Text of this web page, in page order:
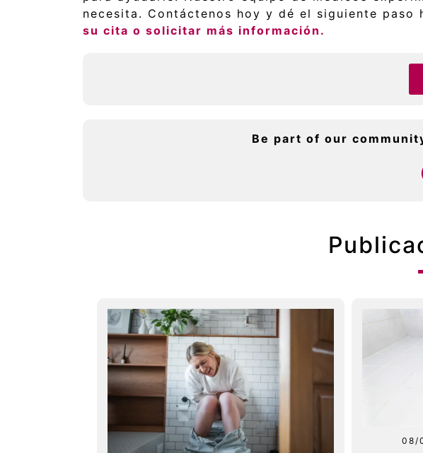
necesita. Contáctenos hoy y dé el siguiente paso
su cita o solicitar más información.
Be part of our
08/